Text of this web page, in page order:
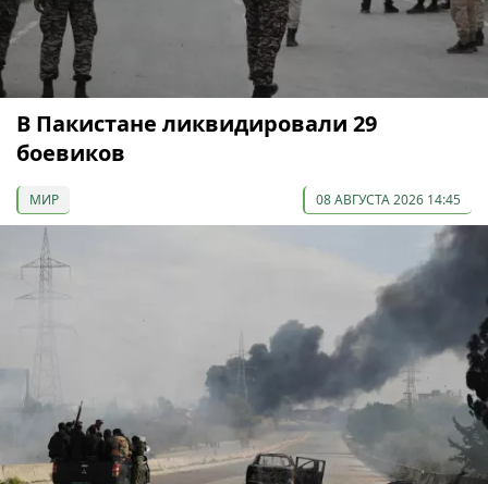
В Пакистане ликвидировали 29
боевиков
МИР 08 АВГУСТА 2026 14:45